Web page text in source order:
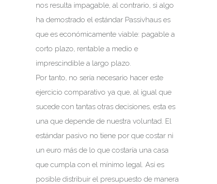
nos resulta impagable, al contrario, si algo
ha demostrado el estándar Passivhaus es
que es económicamente viable: pagable a
corto plazo, rentable a medio e
imprescindible a largo plazo.
Por tanto, no sería necesario hacer este
ejercicio comparativo ya que, al igual que
sucede con tantas otras decisiones, esta es
una que depende de nuestra voluntad. El
estándar pasivo no tiene por que costar ni
un euro más de lo que costaría una casa
que cumpla con el mínimo legal. Así es
posible distribuir el presupuesto de manera